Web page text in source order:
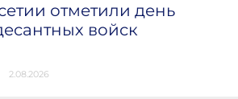
отметили день
войск
2.08.2026